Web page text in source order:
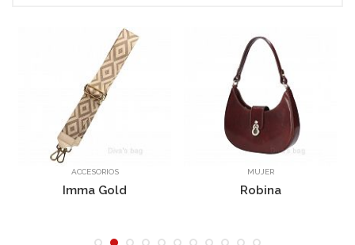
ACCESORIOS
Imma Gold
MUJER
Robina